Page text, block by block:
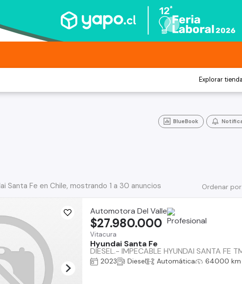
Explorar
BlueBook
Ordenar por
Santa Fe en Chile, mostrando 1 a 30 anuncios
Automotora Del Valle
Vitacura
Hyundai Santa Fe
DIESEL.- IMPECABLE HYUNDAI SANTA FE
$27.980.000
2023 Diesel Automática 64000 km